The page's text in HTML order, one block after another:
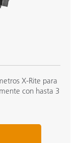
X-Rite para
con hasta 3